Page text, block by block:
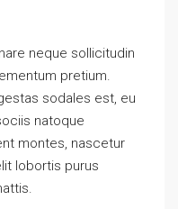
neque sollicitudin
pretium.
sodales est, eu
natoque
montes, nascetur
lobortis purus